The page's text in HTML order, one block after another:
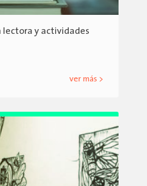
lectora y actividades
ver más >